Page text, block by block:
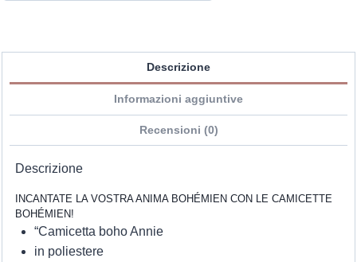
Descrizione
Informazioni aggiuntive
Recensioni (0)
Descrizione
INCANTATE LA VOSTRA ANIMA BOHÉMIEN CON LE CAMICETTE
BOHÉMIEN!
“Camicetta boho Annie
in poliestere